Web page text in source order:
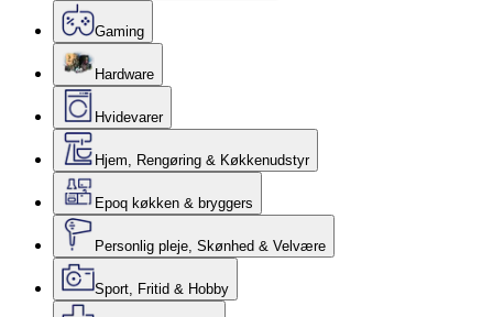
Gaming
Hardware
Hvidevarer
Hjem, Rengøring & Køkkenudstyr
Epoq køkken & bryggers
Personlig pleje, Skønhed & Velvære
Sport, Fritid & Hobby